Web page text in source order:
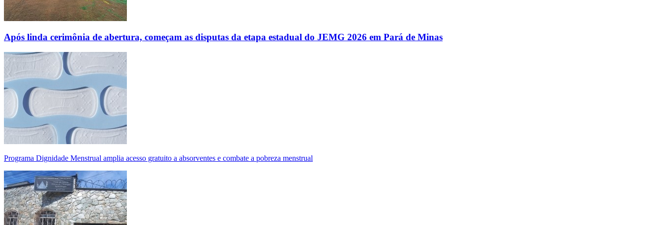
Após linda cerimônia de abertura, começam as disputas da etapa estadual do JEMG 2026 em Pará de Minas
Programa Dignidade Menstrual amplia acesso gratuito a absorventes e combate a pobreza menstrual